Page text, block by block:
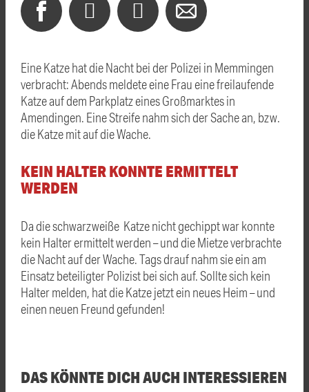
Eine Katze hat die Nacht bei der Polizei in Memmingen
verbracht: Abends meldete eine Frau eine freilaufende
Katze auf dem Parkplatz eines Großmarktes in
Amendingen. Eine Streife nahm sich der Sache an, bzw.
die Katze mit auf die Wache.
KEIN HALTER KONNTE ERMITTELT
WERDEN
Da die schwarzweiße Katze nicht gechippt war konnte
kein Halter ermittelt werden – und die Mietze verbrachte
die Nacht auf der Wache. Tags drauf nahm sie ein am
Einsatz beteiligter Polizist bei sich auf. Sollte sich kein
Halter melden, hat die Katze jetzt ein neues Heim – und
einen neuen Freund gefunden!
DAS KÖNNTE DICH AUCH INTERESSIEREN